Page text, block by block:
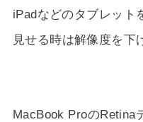
iPadなどのタブレット
見せる時は解像度を下
MacBook ProのRetina